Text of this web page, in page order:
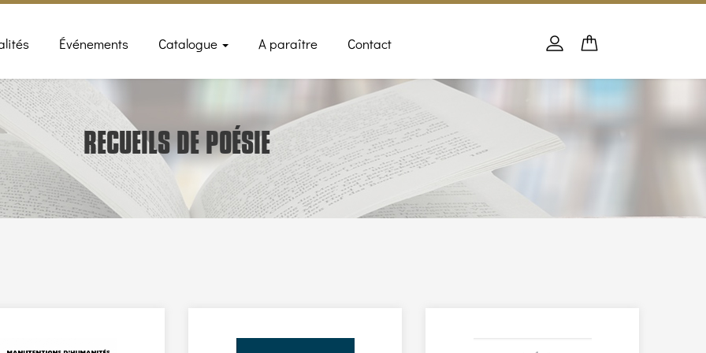
Événements Catalogue A paraître Contact
Panier
Se connecter
PANIER
RECUEILS DE POÉSIE